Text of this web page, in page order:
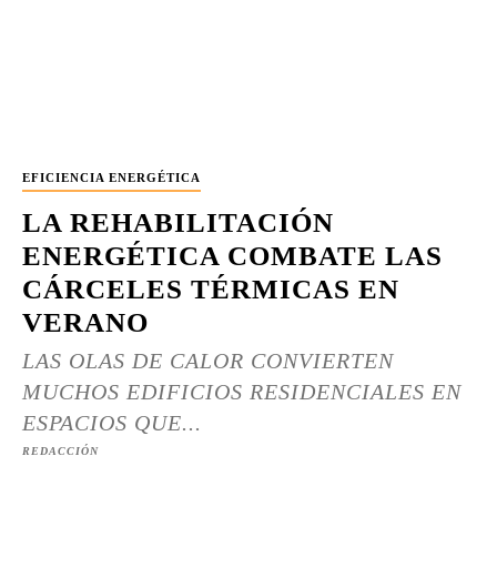
EFICIENCIA ENERGÉTICA
LA REHABILITACIÓN
ENERGÉTICA COMBATE LAS
CÁRCELES TÉRMICAS EN
VERANO
LAS OLAS DE CALOR CONVIERTEN
MUCHOS EDIFICIOS RESIDENCIALES EN
ESPACIOS QUE...
REDACCIÓN